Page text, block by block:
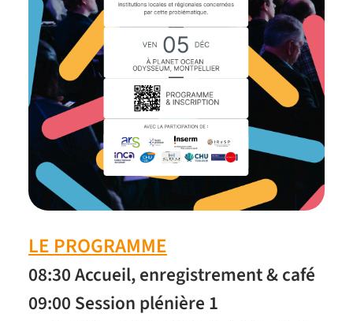
LE PROGRAMME
08:30 Accueil, enregistrement & café
09:00 Session plénière 1